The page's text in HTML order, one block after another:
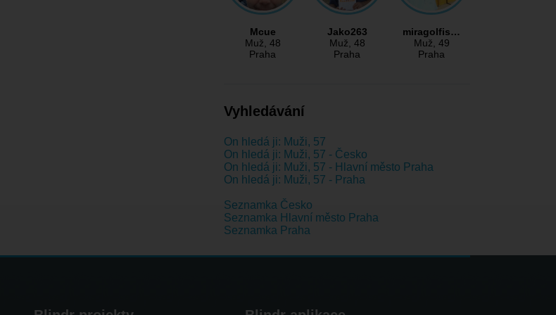
Mcue
Muž, 48
Praha
Jako263
Muž, 48
Praha
miragolfis…
Muž, 49
Praha
Vyhledávání
On hledá ji: Muži, 57
On hledá ji: Muži, 57 - Česko
On hledá ji: Muži, 57 - Hlavní město Praha
On hledá ji: Muži, 57 - Praha
Seznamka Česko
Seznamka Hlavní město Praha
Seznamka Praha